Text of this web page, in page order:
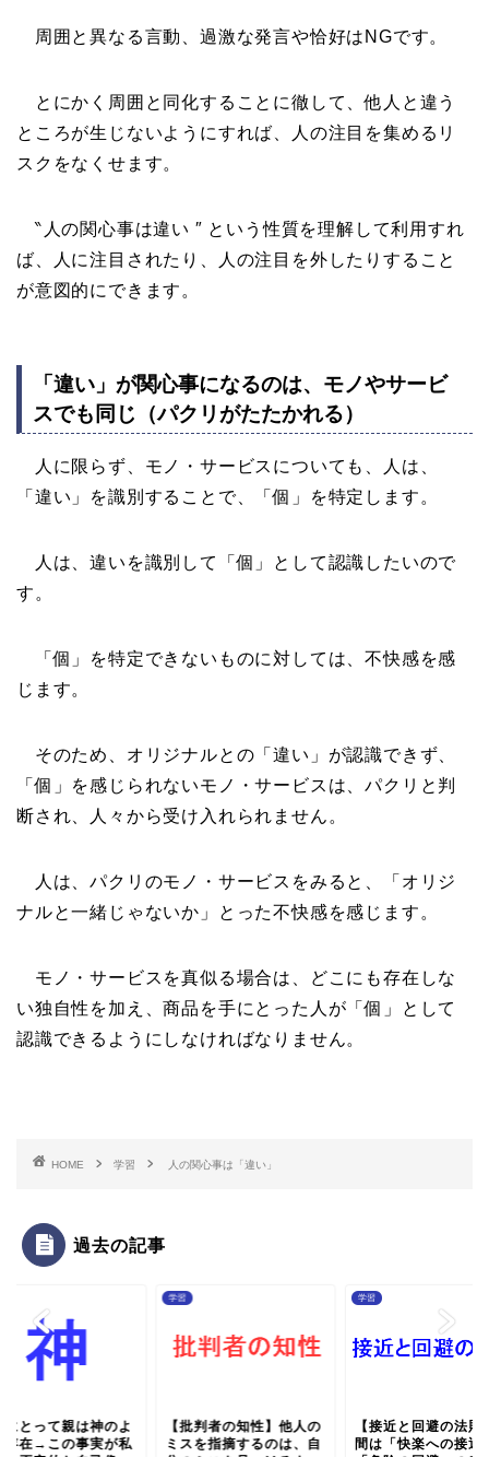
周囲と異なる言動、過激な発言や恰好はNGです。
とにかく周囲と同化することに徹して、他人と違う
ところが生じないようにすれば、人の注目を集めるリ
スクをなくせます。
‶人の関心事は違い ″ という性質を理解して利用すれ
ば、人に注目されたり、人の注目を外したりすること
が意図的にできます。
「違い」が関心事になるのは、モノやサービ
スでも同じ（パクリがたたかれる）
人に限らず、モノ・サービスについても、人は、
「違い」を識別することで、「個」を特定します。
人は、違いを識別して「個」として認識したいので
す。
「個」を特定できないものに対しては、不快感を感
じます。
そのため、オリジナルとの「違い」が認識できず、
「個」を感じられないモノ・サービスは、パクリと判
断され、人々から受け入れられません。
人は、パクリのモノ・サービスをみると、「オリジ
ナルと一緒じゃないか」とった不快感を感じます。
モノ・サービスを真似る場合は、どこにも存在しな
い独自性を加え、商品を手にとった人が「個」として
認識できるようにしなければなりません。
HOME 学習 人の関心事は「違い」
過去の記事
にとって親は神のよ
存在→この事実が私
学習
【批判者の知性】他人の
ミスを指摘するのは、自
学習
【接近と回避の法則
間は「快楽への接近